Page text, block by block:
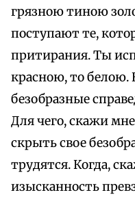
грязною тиною
поступают те,
притирания. Ты
красною, то
безобразные
Для чего, скажи
скрыть свое
трудятся. Когда,
изысканность